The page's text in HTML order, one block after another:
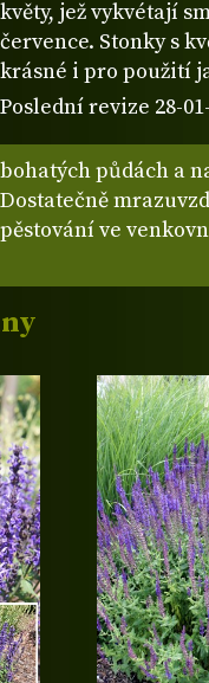
květy, jež vykvétají
července. Stonky s
krásné i pro použití
Poslední revize 28-
bohatých půdách a
Dostatečně
pěstování ve